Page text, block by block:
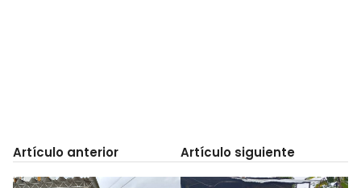
Artículo anterior Artículo siguiente